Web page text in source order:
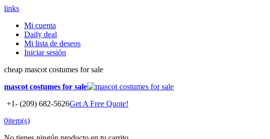
links
Mi cuenta
Daily deal
Mi lista de deseos
Iniciar sesión
cheap mascot costumes for sale
mascot costumes for sale
+1- (209) 682-5626Get A Free Quote!
0item(s)